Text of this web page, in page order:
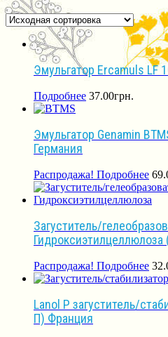
Эмульгатор Ercamuls LF
Подробнее 37.00грн.
Эмульгатор Genamin
Германия
Распродажа! Подробнее
Загуститель/
Распродажа! Подробнее
Lanol P загуститель/
П) Франция